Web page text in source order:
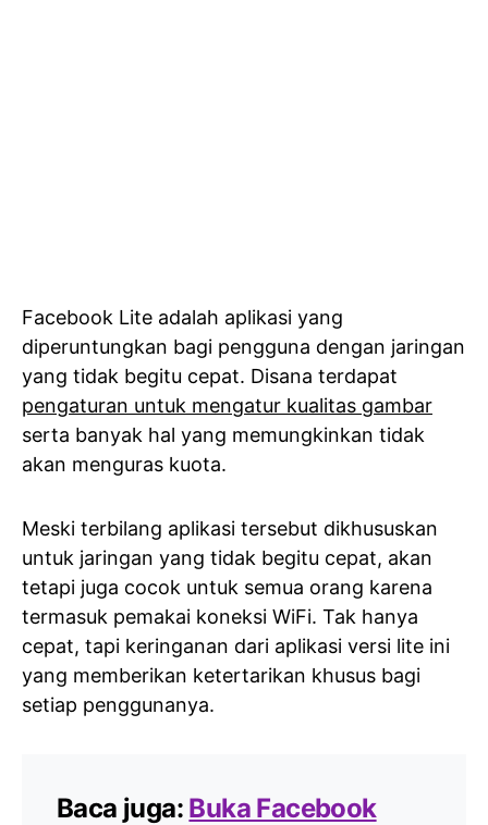
Facebook Lite adalah aplikasi yang
diperuntungkan bagi pengguna dengan jaringan
yang tidak begitu cepat. Disana terdapat
pengaturan untuk mengatur kualitas gambar
serta banyak hal yang memungkinkan tidak
akan menguras kuota.
Meski terbilang aplikasi tersebut dikhususkan
untuk jaringan yang tidak begitu cepat, akan
tetapi juga cocok untuk semua orang karena
termasuk pemakai koneksi WiFi. Tak hanya
cepat, tapi keringanan dari aplikasi versi lite ini
yang memberikan ketertarikan khusus bagi
setiap penggunanya.
Baca juga: Buka Facebook